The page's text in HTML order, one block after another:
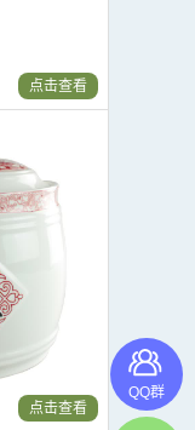
点击查看
点击查看
QQ群